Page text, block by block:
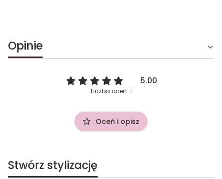
Opinie
5.00
Liczba ocen: 1
Oceń i opisz
Stwórz stylizację